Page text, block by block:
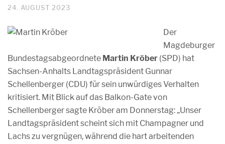
24. AUGUST 2023
Der
Magdeburger
Bundestagsabgeordnete Martin Kröber (SPD) hat
Sachsen-Anhalts Landtagspräsident Gunnar
Schellenberger (CDU) für sein unwürdiges Verhalten
kritisiert. Mit Blick auf das Balkon-Gate von
Schellenberger sagte Kröber am Donnerstag: „Unser
Landtagspräsident scheint sich mit Champagner und
Lachs zu vergnügen, während die hart arbeitenden